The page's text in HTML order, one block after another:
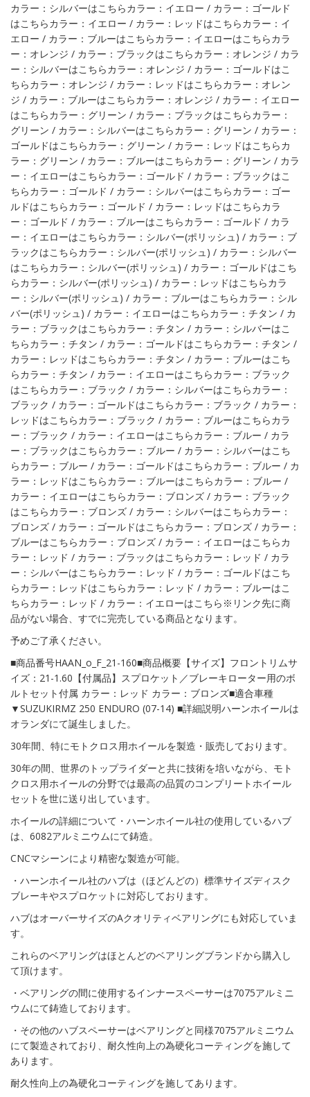
カラー：シルバーはこちらカラー：イエロー / カラー：ゴールド
はこちらカラー：イエロー / カラー：レッドはこちらカラー：イ
エロー / カラー：ブルーはこちらカラー：イエローはこちらカラ
ー：オレンジ / カラー：ブラックはこちらカラー：オレンジ / カラ
ー：シルバーはこちらカラー：オレンジ / カラー：ゴールドはこ
ちらカラー：オレンジ / カラー：レッドはこちらカラー：オレン
ジ / カラー：ブルーはこちらカラー：オレンジ / カラー：イエロー
はこちらカラー：グリーン / カラー：ブラックはこちらカラー：
グリーン / カラー：シルバーはこちらカラー：グリーン / カラー：
ゴールドはこちらカラー：グリーン / カラー：レッドはこちらカ
ラー：グリーン / カラー：ブルーはこちらカラー：グリーン / カラ
ー：イエローはこちらカラー：ゴールド / カラー：ブラックはこ
ちらカラー：ゴールド / カラー：シルバーはこちらカラー：ゴー
ルドはこちらカラー：ゴールド / カラー：レッドはこちらカラ
ー：ゴールド / カラー：ブルーはこちらカラー：ゴールド / カラ
ー：イエローはこちらカラー：シルバー(ポリッシュ) / カラー：ブ
ラックはこちらカラー：シルバー(ポリッシュ) / カラー：シルバー
はこちらカラー：シルバー(ポリッシュ) / カラー：ゴールドはこち
らカラー：シルバー(ポリッシュ) / カラー：レッドはこちらカラ
ー：シルバー(ポリッシュ) / カラー：ブルーはこちらカラー：シル
バー(ポリッシュ) / カラー：イエローはこちらカラー：チタン / カ
ラー：ブラックはこちらカラー：チタン / カラー：シルバーはこ
ちらカラー：チタン / カラー：ゴールドはこちらカラー：チタン /
カラー：レッドはこちらカラー：チタン / カラー：ブルーはこち
らカラー：チタン / カラー：イエローはこちらカラー：ブラック
はこちらカラー：ブラック / カラー：シルバーはこちらカラー：
ブラック / カラー：ゴールドはこちらカラー：ブラック / カラー：
レッドはこちらカラー：ブラック / カラー：ブルーはこちらカラ
ー：ブラック / カラー：イエローはこちらカラー：ブルー / カラ
ー：ブラックはこちらカラー：ブルー / カラー：シルバーはこち
らカラー：ブルー / カラー：ゴールドはこちらカラー：ブルー / カ
ラー：レッドはこちらカラー：ブルーはこちらカラー：ブルー /
カラー：イエローはこちらカラー：ブロンズ / カラー：ブラック
はこちらカラー：ブロンズ / カラー：シルバーはこちらカラー：
ブロンズ / カラー：ゴールドはこちらカラー：ブロンズ / カラー：
ブルーはこちらカラー：ブロンズ / カラー：イエローはこちらカ
ラー：レッド / カラー：ブラックはこちらカラー：レッド / カラ
ー：シルバーはこちらカラー：レッド / カラー：ゴールドはこち
らカラー：レッドはこちらカラー：レッド / カラー：ブルーはこ
ちらカラー：レッド / カラー：イエローはこちら※リンク先に商
品がない場合、すでに完売している商品となります。
予めご了承ください。
■商品番号HAAN_o_F_21-160■商品概要【サイズ】フロントリムサ
イズ：21-1.60【付属品】スプロケット／ブレーキローター用のボ
ルトセット付属 カラー：レッド カラー：ブロンズ■適合車種
▼SUZUKIRMZ 250 ENDURO (07-14) ■詳細説明ハーンホイールは
オランダにて誕生しました。
30年間、特にモトクロス用ホイールを製造・販売しております。
30年の間、世界のトップライダーと共に技術を培いながら、モト
クロス用ホイールの分野では最高の品質のコンプリートホイール
セットを世に送り出しています。
ホイールの詳細について・ハーンホイール社の使用しているハブ
は、6082アルミニウムにて鋳造。
CNCマシーンにより精密な製造が可能。
・ハーンホイール社のハブは（ほどんどの）標準サイズディスク
ブレーキやスプロケットに対応しております。
ハブはオーバーサイズのAクオリティベアリングにも対応していま
す。
これらのベアリングはほとんどのベアリングブランドから購入し
て頂けます。
・ベアリングの間に使用するインナースペーサーは7075アルミニ
ウムにて鋳造しております。
・その他のハブスペーサーはベアリングと同様7075アルミニウム
にて製造されており、耐久性向上の為硬化コーティングを施して
あります。
耐久性向上の為硬化コーティングを施してあります。